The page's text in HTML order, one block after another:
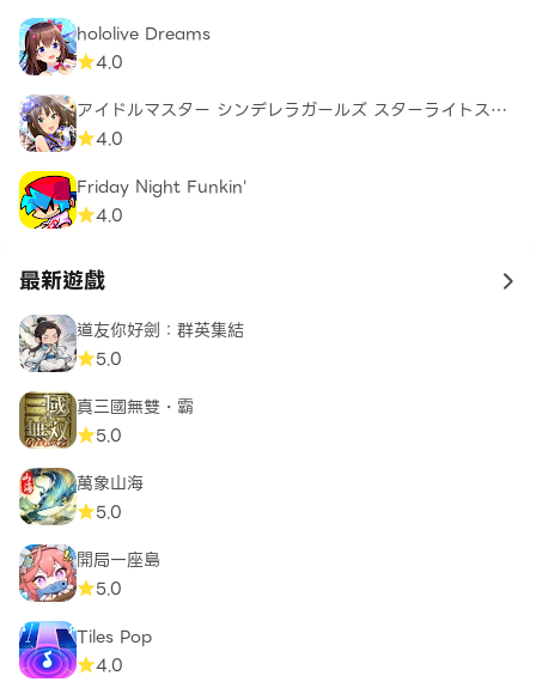
hololive Dreams
4.0
アイドルマスター シンデレラガールズ スターライトステ
ージ4.0
Friday Night Funkin'
4.0
最新遊戲 to
道友你好劍：群英集結
5.0
真三國無雙・霸
5.0
萬象山海
5.0
開局一座島
5.0
Tiles Pop
4.0